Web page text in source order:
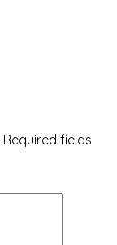
Required fields